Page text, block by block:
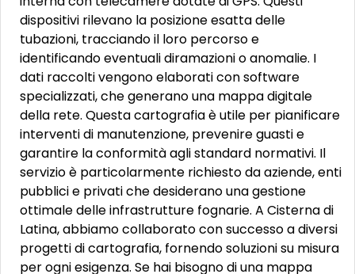
dispositivi rilevano la posizione esatta delle
tubazioni, tracciando il loro percorso e
identificando eventuali diramazioni o anomalie. I
dati raccolti vengono elaborati con software
specializzati, che generano una mappa digitale
della rete. Questa cartografia è utile per pianificare
interventi di manutenzione, prevenire guasti e
garantire la conformità agli standard normativi. Il
servizio è particolarmente richiesto da aziende, enti
pubblici e privati che desiderano una gestione
ottimale delle infrastrutture fognarie. A Cisterna di
Latina, abbiamo collaborato con successo a diversi
progetti di cartografia, fornendo soluzioni su misura
per ogni esigenza. Se hai bisogno di una mappa